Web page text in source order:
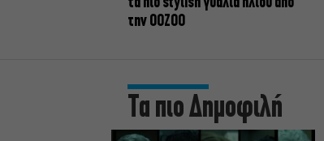
την OOZOO
Τα πιο Δημοφιλή